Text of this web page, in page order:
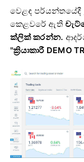
වෙළඳ පර්යන්තයේදී
කෙළවරේ ඇති
ක්ලික් කරන්න.
"ක්‍රියාකාරී DEMO